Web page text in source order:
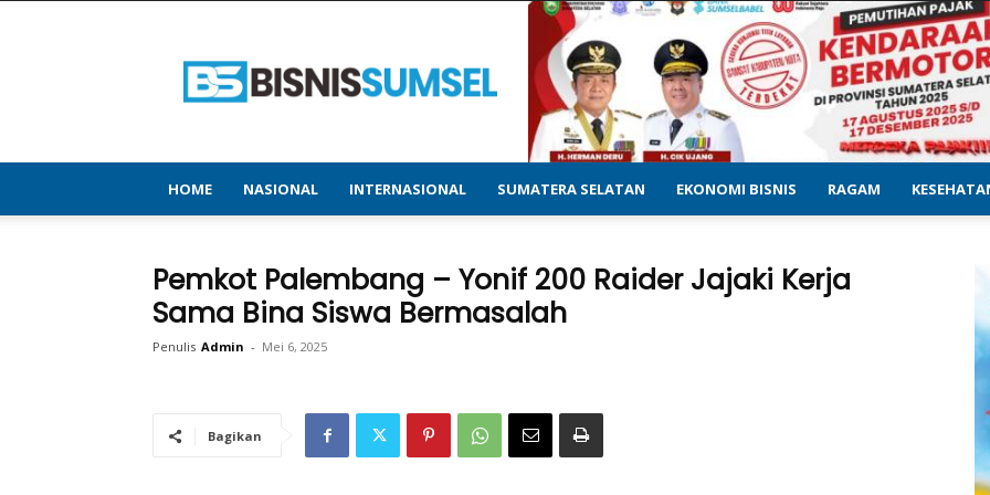
–
Menyajikan
&
Terupdate
HOME NASIONAL INTERNASIONAL SUMATERA SELATAN EKONOMI BISNIS RAGAM
Pemkot Palembang – Yonif 200 Raider Jajaki Kerja
Sama Bina Siswa Bermasalah
Penulis Admin - Mei 6, 2025
Bagikan